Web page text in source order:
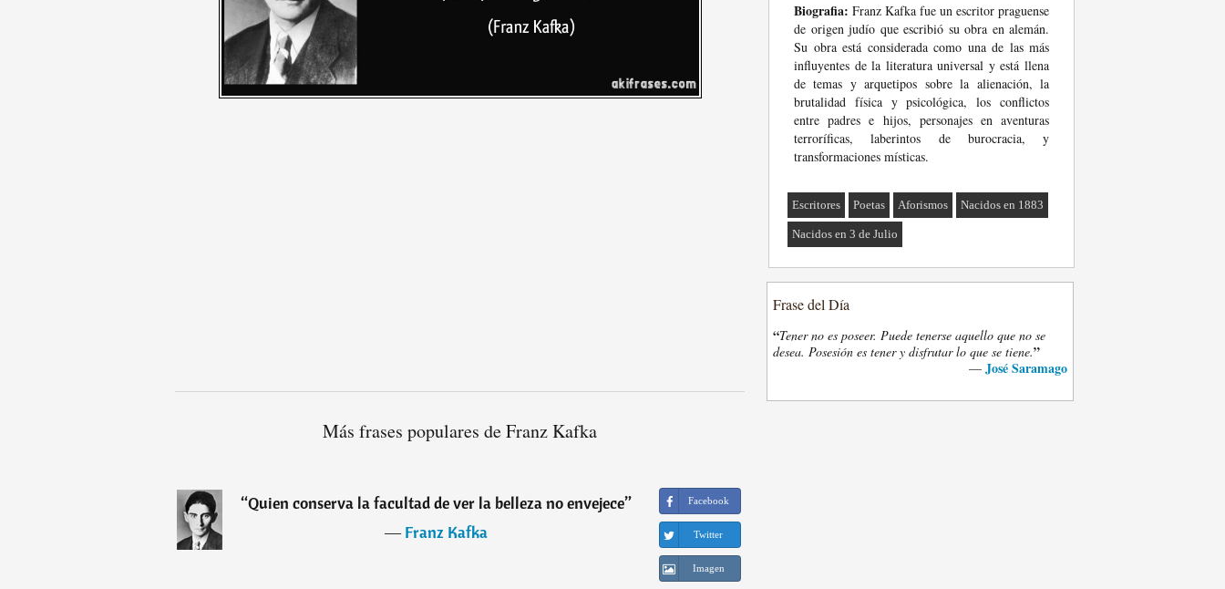
Más frases populares de Franz Kafka
“Quien conserva la facultad de ver la belleza no envejece”
―Franz Kafka
Facebook
Twitter
Imagen
Biografia: Franz Kafka fue un escritor praguense
de origen judío que escribió su obra en alemán.
Su obra está considerada como una de las más
influyentes de la literatura universal y está llena
de temas y arquetipos sobre la alienación, la
brutalidad física y psicológica, los conflictos
entre padres e hijos, personajes en aventuras
terroríficas, laberintos de burocracia, y
transformaciones místicas.
Escritores Poetas Aforismos Nacidos en 1883
Nacidos en 3 de Julio
Frase del Día
“Tener no es poseer. Puede tenerse aquello que no se
desea. Posesión es tener y disfrutar lo que se tiene.”
— José Saramago